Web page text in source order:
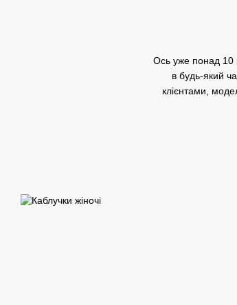
Ось уже понад 10
в будь-який
клієнтами,